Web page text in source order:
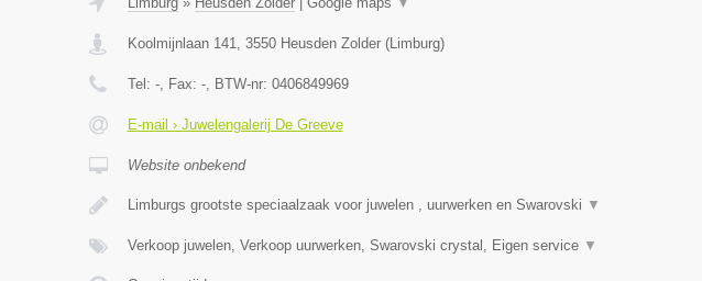
Koolmijnlaan 141, 3550 Heusden Zolder(Limburg)
Tel: -, Fax: -, BTW-nr: 0406849969
E-mail › Juwelengalerij De Greeve
Website onbekend
Limburgs grootste speciaalzaak voor juwelen , uurwerken en Swarovski ▼
Verkoop juwelen, Verkoop uurwerken, Swarovski crystal, Eigen service ▼